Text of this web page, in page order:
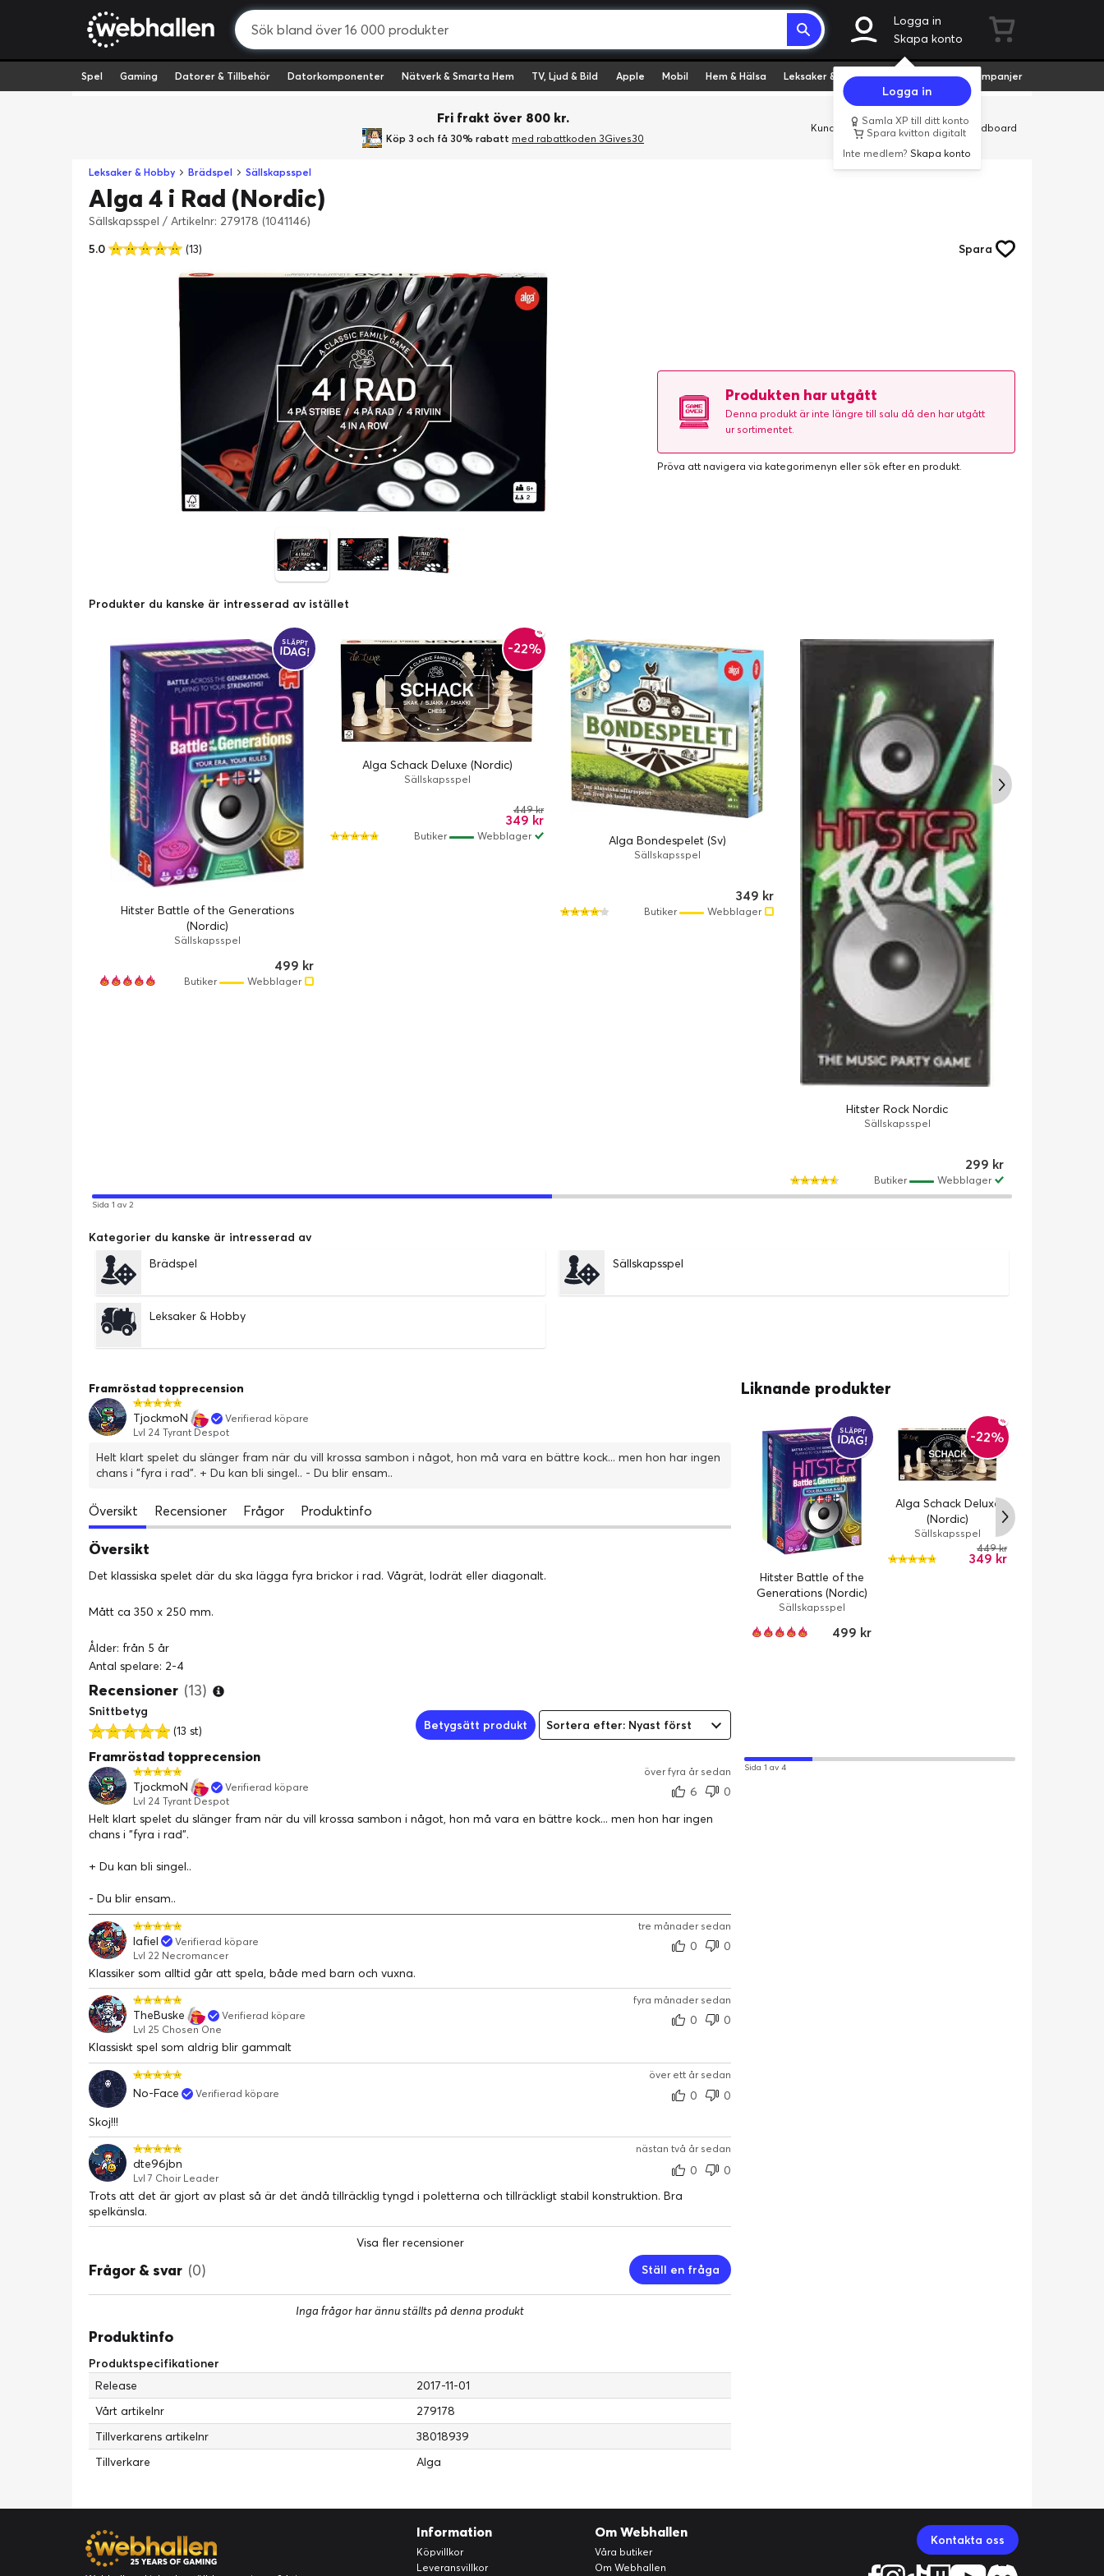
Logga in
Skapa konto
Logga in
Samla XP till ditt konto
Spara kvitton digitalt
Inte medlem?Skapa konto
Spel Gaming Datorer & Tillbehör Datorkomponenter Nätverk & Smarta Hem TV, Ljud & Bild Apple Mobil Hem & Hälsa Leksaker & Hobby Fyndvaror Kampanjer
Fri frakt över 800 kr.
Köp 3 och få 30% rabatt med rabattkoden 3Gives30
Kundservice Butiker Företag Cardboard
Leksaker & Hobby Brädspel Sällskapsspel
Alga 4 i Rad (Nordic)
Sällskapsspel / Artikelnr: 279178 (1041146)
5.0
(13) Spara
Produkten har utgått
Denna produkt är inte längre till salu då den har utgått
ur sortimentet.
Pröva att navigera via kategorimenyn eller sök efter en produkt.
Produkter du kanske är intresserad av istället
SLÄPPT
IDAG!
Hitster Battle of the Generations
(Nordic)
Sällskapsspel
499 kr
Webblager
Butiker
-22%
Alga Schack Deluxe (Nordic)
Sällskapsspel
349 kr
449 kr
Webblager
Butiker Alga Bondespelet (Sv)
Sällskapsspel
349 kr
Webblager
Butiker
Hitster Rock Nordic
Sällskapsspel
299 kr
Webblager
Butiker
Sida 1 av 2
Kategorier du kanske är intresserad av
Brädspel
Sällskapsspel
Leksaker & Hobby
Framröstad topprecension
TjockmoN
Verifierad köpare
Lvl 24 Tyrant Despot
Helt klart spelet du slänger fram när du vill krossa sambon i något, hon må vara en bättre kock... men hon har ingen
chans i "fyra i rad". + Du kan bli singel.. - Du blir ensam..
Översikt Recensioner Frågor Produktinfo
Översikt
Det klassiska spelet där du ska lägga fyra brickor i rad. Vågrät, lodrät eller diagonalt.
Mått ca 350 x 250 mm.
Ålder: från 5 år
Antal spelare: 2-4
Recensioner (13)
Snittbetyg
(13 st)
Betygsätt produkt Sortera efter: Nyast först
Framröstad topprecension
över fyra år sedan
TjockmoN
Verifierad köpare
Lvl 24 Tyrant Despot
6
0
Helt klart spelet du slänger fram när du vill krossa sambon i något, hon må vara en bättre kock... men hon har ingen
chans i "fyra i rad".
+ Du kan bli singel..
- Du blir ensam..
tre månader sedan
lafiel
Verifierad köpare
Lvl 22 Necromancer
0
0
Klassiker som alltid går att spela, både med barn och vuxna.
fyra månader sedan
TheBuske
Verifierad köpare
Lvl 25 Chosen One
0
0
Klassiskt spel som aldrig blir gammalt
över ett år sedan
No-Face Verifierad köpare 0
0
Skoj!!!
nästan två år sedan
dte96jbn
Lvl 7 Choir Leader
0
0
Trots att det är gjort av plast så är det ändå tillräcklig tyngd i poletterna och tillräckligt stabil konstruktion. Bra
spelkänsla.
Visa fler recensioner
Frågor & svar (0) Ställ en fråga
Inga frågor har ännu ställts på denna produkt
Produktinfo
Produktspecifikationer
Release
2017-11-01
Vårt artikelnr
279178
Tillverkarens artikelnr
38018939
Tillverkare
Alga
Liknande produkter
SLÄPPT
IDAG!
Hitster Battle of the
Generations (Nordic)
Sällskapsspel
499 kr
-22%
Alga Schack Deluxe
(Nordic)
Sällskapsspel
349 kr
449 kr
Sida 1 av 4
Information
Köpvillkor
Leveransvillkor
Om Webhallen
Våra butiker
Om Webhallen
Kontakta oss